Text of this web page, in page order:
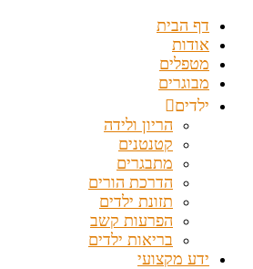
דף הבית
אודות
מטפלים
מבוגרים
ילדים
הריון ולידה
קטנטנים
מתבגרים
הדרכת הורים
תזונת ילדים
הפרעות קשב
בריאות ילדים
ידע מקצועי